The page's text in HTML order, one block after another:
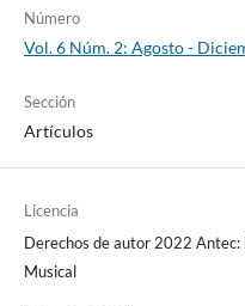
Número
Vol. 6 Núm. 2: Agosto -
Sección
Artículos
Licencia
Derechos de autor 2022
Musical